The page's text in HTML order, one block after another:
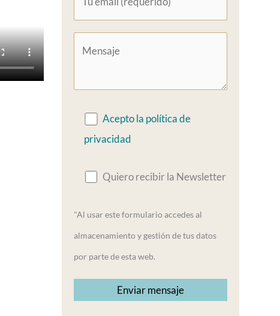
Acepto la política de
privacidad
Quiero recibir la Newsletter
"Al usar este formulario accedes al
almacenamiento y gestión de tus datos
por parte de esta web.